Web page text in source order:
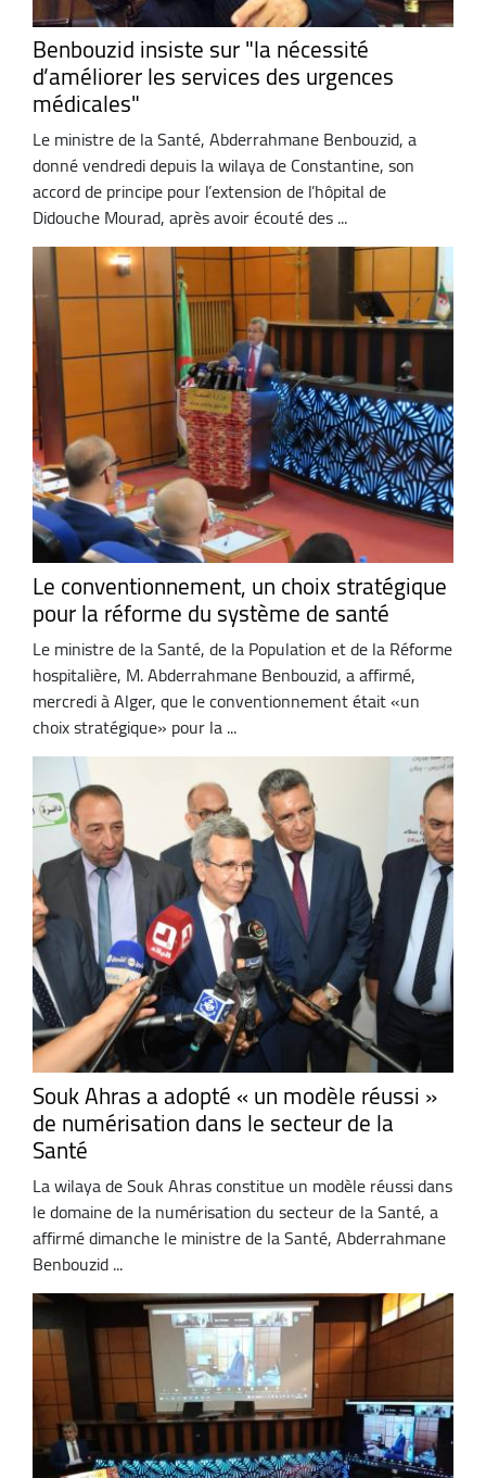
Benbouzid insiste sur "la nécessité
d’améliorer les services des urgences
médicales"
Le ministre de la Santé, Abderrahmane Benbouzid, a
donné vendredi depuis la wilaya de Constantine, son
accord de principe pour l’extension de l’hôpital de
Didouche Mourad, après avoir écouté des ...
Le conventionnement, un choix stratégique
pour la réforme du système de santé
Le ministre de la Santé, de la Population et de la Réforme
hospitalière, M. Abderrahmane Benbouzid, a affirmé,
mercredi à Alger, que le conventionnement était «un
choix stratégique» pour la ...
Souk Ahras a adopté « un modèle réussi »
de numérisation dans le secteur de la
Santé
La wilaya de Souk Ahras constitue un modèle réussi dans
le domaine de la numérisation du secteur de la Santé, a
affirmé dimanche le ministre de la Santé, Abderrahmane
Benbouzid ...